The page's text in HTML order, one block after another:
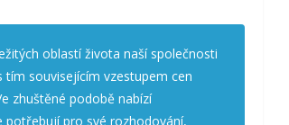
oblastí života naší společnosti
tím souvisejícím vzestupem cen
zhuštěné podobě nabízí
potřebují pro své rozhodování,